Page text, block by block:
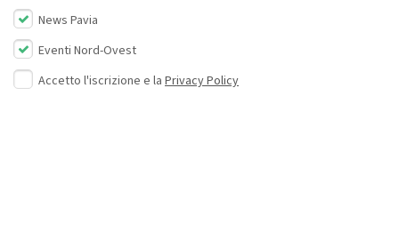
News Pavia
Eventi Nord-Ovest
Accetto l'iscrizione e la Privacy Policy